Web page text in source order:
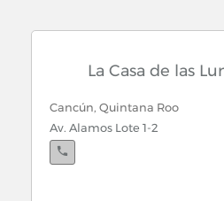
La Casa de las
Cancún, Quintana Roo
Av. Alamos Lote 1-2